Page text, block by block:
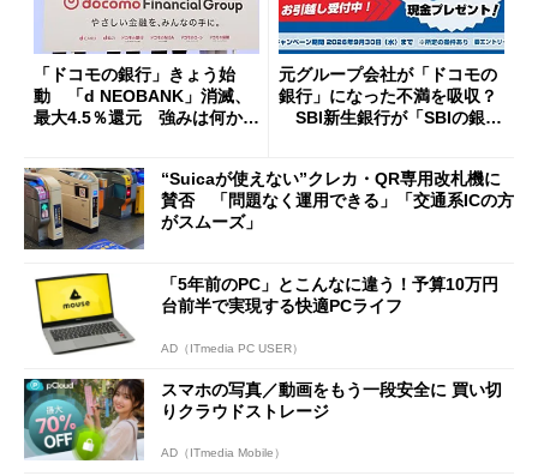
「ドコモの銀行」きょう始
動 「d NEOBANK」消滅、
最大4.5％還元 強みは何か解
元グループ会社が「ドコモの
銀行」になった不満を吸収？
SBI新生銀行が「SBIの銀
開催
“Suicaが使えない”クレカ・QR専用改札機に
賛否 「問題なく運用できる」「交通系ICの方
がスムーズ」
「5年前のPC」とこんなに違う！予算10万円
台前半で実現する快適PCライフ
AD（ITmedia PC USER）
スマホの写真／動画をもう一段安全に 買い切
りクラウドストレージ
AD（ITmedia Mobile）